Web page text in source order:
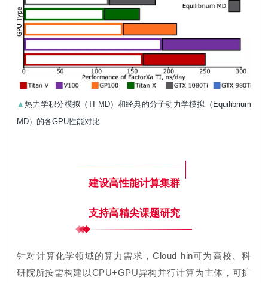
▲热力学积分模拟（TI MD）和经典的分子动力学模拟（Equilibrium
MD）的各GPU性能对比
建设高性能计算集群
支持高精尖课题研究
针对计算化学领域的算力需求，Cloud hin可为高校、科
研院所按需构建以CPU+GPU异构并行计算为主体，可扩